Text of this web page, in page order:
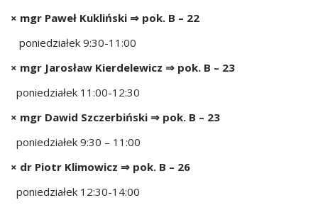
× mgr Paweł Kukliński ⇒ pok. B – 22
poniedziałek 9:30-11:00
× mgr Jarosław Kierdelewicz ⇒ pok. B – 23
poniedziałek 11:00-12:30
× mgr Dawid Szczerbiński ⇒ pok. B – 23
poniedziałek 9:30 – 11:00
× dr Piotr Klimowicz ⇒ pok. B – 26
poniedziałek 12:30-14:00